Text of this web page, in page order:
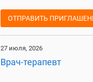
ОТПРАВИТЬ
27 июля, 2026
Врач-терапевт